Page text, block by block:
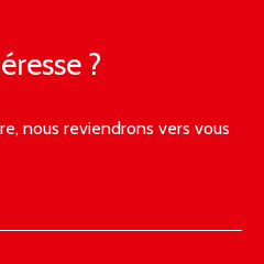
?
nous reviendrons vers vous